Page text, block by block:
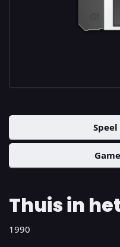
Thuis in
1990